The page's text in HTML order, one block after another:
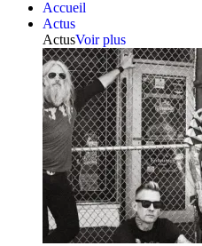
Accueil
Actus
ActusVoir plus